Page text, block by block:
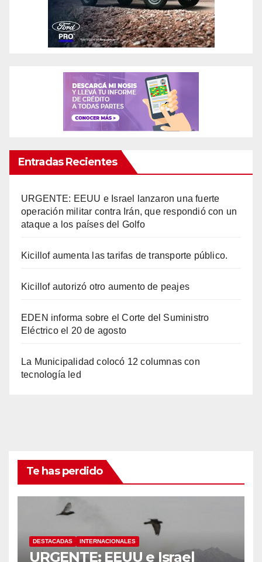
Entradas Recientes
URGENTE: EEUU e Israel lanzaron una fuerte
operación militar contra Irán, que respondió con un
ataque a los países del Golfo
Kicillof aumenta las tarifas de transporte público.
Kicillof autorizó otro aumento de peajes
EDEN informa sobre el Corte del Suministro
Eléctrico el 20 de agosto
La Municipalidad colocó 12 columnas con
tecnología led
Te has perdido
DESTACADAS INTERNACIONALES
URGENTE: EEUU e Israel